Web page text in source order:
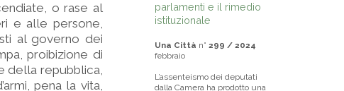
o rase al
e alle persone,
al governo dei
proibizione di
della repubblica,
pena la vita,
parlamenti e il rimedio
istituzionale
Una Città n° 299 / 2024
febbraio
L’assenteismo dei deputati
dalla Camera ha prodotto una